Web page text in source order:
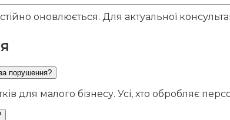
оновлюється. Для актуальної
порушення?
для малого бізнесу. Усі, хто обробляє